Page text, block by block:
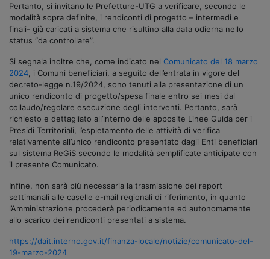
Pertanto, si invitano le Prefetture-UTG a verificare, secondo le
modalità sopra definite, i rendiconti di progetto – intermedi e
finali- già caricati a sistema che risultino alla data odierna nello
status “da controllare”.
Si segnala inoltre che, come indicato nel Comunicato del 18 marzo
2024 , i Comuni beneficiari, a seguito dell’entrata in vigore del
decreto-legge n.19/2024, sono tenuti alla presentazione di un
unico rendiconto di progetto/spesa finale entro sei mesi dal
collaudo/regolare esecuzione degli interventi. Pertanto, sarà
richiesto e dettagliato all’interno delle apposite Linee Guida per i
Presidi Territoriali, l’espletamento delle attività di verifica
relativamente all’unico rendiconto presentato dagli Enti beneficiari
sul sistema ReGiS secondo le modalità semplificate anticipate con
il presente Comunicato.
Infine, non sarà più necessaria la trasmissione dei report
settimanali alle caselle e-mail regionali di riferimento, in quanto
l’Amministrazione procederà periodicamente ed autonomamente
allo scarico dei rendiconti presentati a sistema.
https://dait.interno.gov.it/finanza-locale/notizie/comunicato-del-
19-marzo-2024